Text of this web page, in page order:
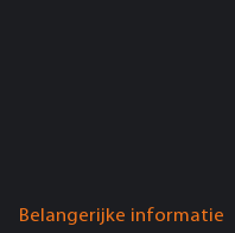
Belangerijke informatie